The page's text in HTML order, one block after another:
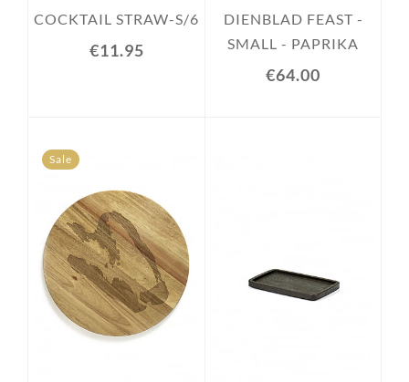
COCKTAIL STRAW-S/6
€11.95
DIENBLAD FEAST -
SMALL - PAPRIKA
€64.00
Sale